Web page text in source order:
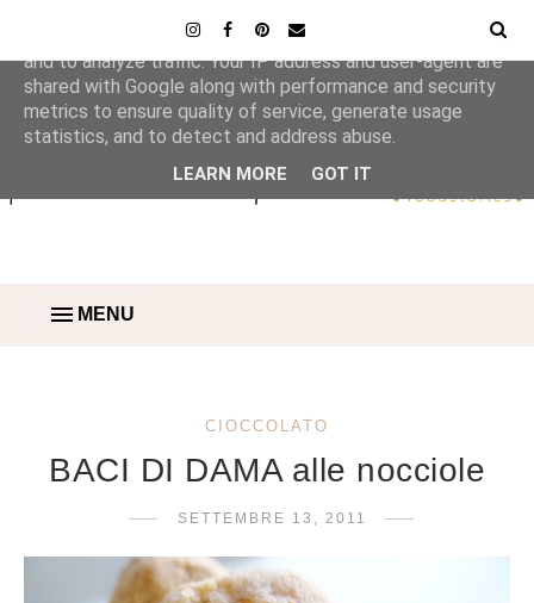
MENU
CIOCCOLATO
BACI DI DAMA alle nocciole
SETTEMBRE 13, 2011
This site uses cookies from Google to deliver its services
and to analyze traffic. Your IP address and user-agent are
shared with Google along with performance and security
metrics to ensure quality of service, generate usage
statistics, and to detect and address abuse.
LEARN MORE GOT IT